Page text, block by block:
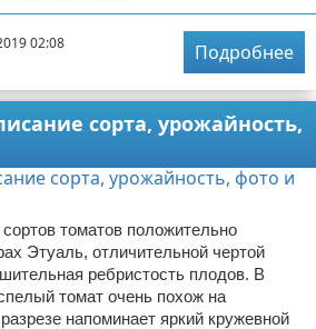
02:08
Подробнее
сорта, урожайность,
томатов положительно
Этуаль, отличительной чертой
ребристость плодов. В
томат очень похож на
напоминает яркий кружевной